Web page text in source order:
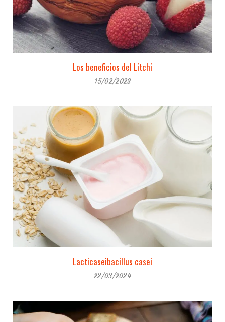
Los beneficios del Litchi
15/02/2023
Lacticaseibacillus casei
22/03/2024